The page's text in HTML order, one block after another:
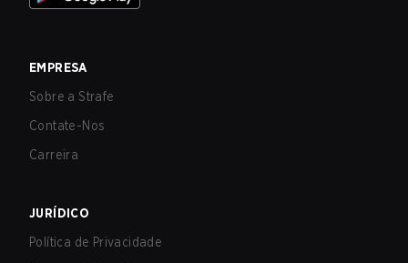
EMPRESA
Sobre a Strafe
Contate-Nos
Carreira
JURÍDICO
Política de Privacidade